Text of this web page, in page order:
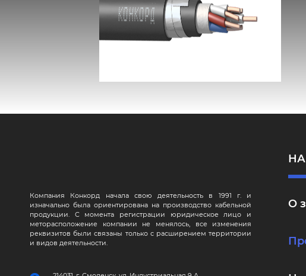
Компания Конкорд начала свою деятельность в 1991 г. и
изначально была ориентирована на производство кабельной
продукции. С момента регистрации юридическое лицо и
меторасположение компании не менялось, все изменения
реквизитов были связаны только с расширением территории
и видов деятельности.
О